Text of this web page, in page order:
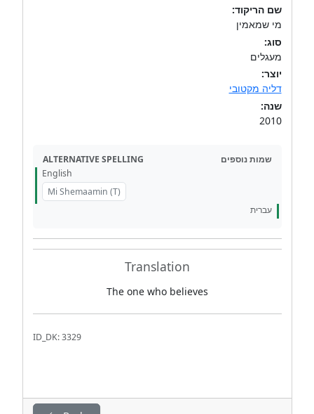
שם הריקוד:
מי שמאמין
סוג:
מעגלים
יוצר:
דליה מקטובי
שנה:
2010
ALTERNATIVE SPELLING
שמות נוספים
English
Mi Shemaamin (T)
עברית
Translation
The one who believes
ID_DK: 3329